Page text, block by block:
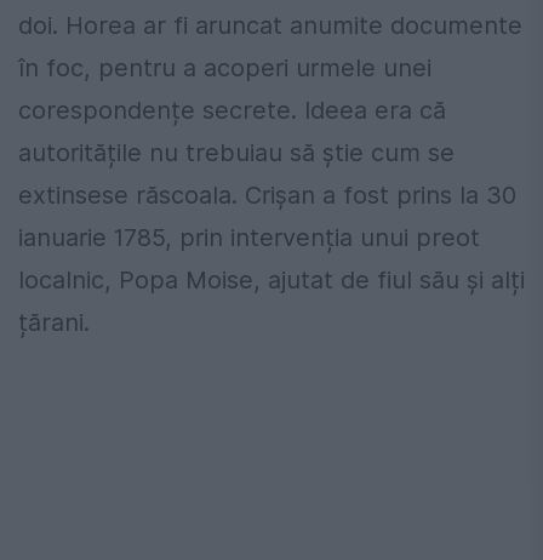
doi. Horea ar fi aruncat anumite documente
în foc, pentru a acoperi urmele unei
corespondențe secrete. Ideea era că
autoritățile nu trebuiau să știe cum se
extinsese răscoala. Crișan a fost prins la 30
ianuarie 1785, prin intervenția unui preot
localnic, Popa Moise, ajutat de fiul său și alți
țărani.